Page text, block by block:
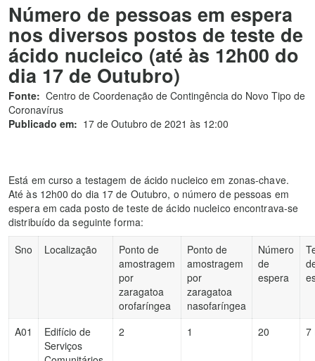
Número de pessoas em espera
nos diversos postos de teste de
ácido nucleico (até às 12h00 do
dia 17 de Outubro)
Fonte: Centro de Coordenação de Contingência do Novo Tipo de
Coronavírus
Publicado em: 17 de Outubro de 2021 às 12:00
Está em curso a testagem de ácido nucleico em zonas-chave.
Até às 12h00 do dia 17 de Outubro, o número de pessoas em
espera em cada posto de teste de ácido nucleico encontrava-se
distribuído da seguinte forma:
Sno
Localização
Ponto de
amostragem
por
zaragatoa
orofaríngea
Ponto de
amostragem
por
zaragatoa
nasofaríngea
Número
de
espera
A01
Edifício de
Serviços
2 1 20 7